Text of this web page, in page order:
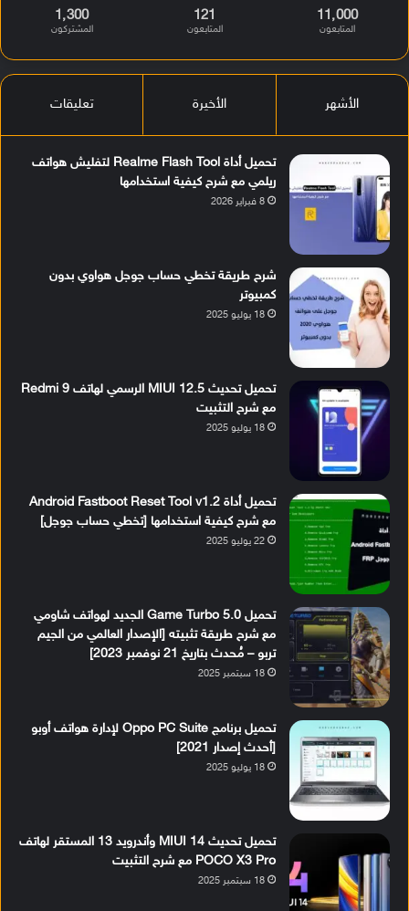
11٬000
المتابعون
121
المتابعون
1٬300
المشتركون
الأشهر الأخيرة تعليقات
تحميل أداة Realme Flash Tool لتفليش هواتف
ريلمي مع شرح كيفية استخدامها
8 فبراير 2026
شرح طريقة تخطي حساب جوجل هواوي بدون
كمبيوتر
18 يوليو 2025
تحميل تحديث MIUI 12.5 الرسمي لهاتف Redmi 9
مع شرح التثبيت
18 يوليو 2025
تحميل أداة Android Fastboot Reset Tool v1.2
مع شرح كيفية استخدامها [تخطي حساب جوجل]
22 يوليو 2025
تحميل Game Turbo 5.0 الجديد لهواتف شاومي
مع شرح طريقة تثبيته [الإصدار العالمي من الجيم
تربو – مُحدث بتاريخ 21 نوفمبر 2023]
18 سبتمبر 2025
تحميل برنامج Oppo PC Suite لإدارة هواتف أوبو
[أحدث إصدار 2021]
18 يوليو 2025
تحميل تحديث MIUI 14 وأندرويد 13 المستقر لهاتف
POCO X3 Pro مع شرح التثبيت
18 سبتمبر 2025